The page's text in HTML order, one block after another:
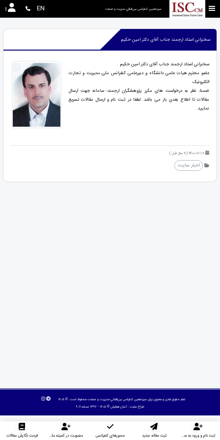
سیزدهمین كنفرانس بين‌المللي مديريت و صنعت EN
سخنرانی استاد ارجمند جناب آقای دکتر امین حکیم
سخنرانی استاد ارجمند جناب آقای دکتر امین حکیم
عضو محترم هیات علمی دانشگاه و دبیرعلمی کنفرانس ملی مدیریت و تجارت
الکترونیک
ضمنا، نظر به درخواست های مکرر پژوهشگران ارجمند؛ سامانه جهت ارسال
مقالات تا اطلاع بعدی باز می باشد. لطفا در ثبت نام و ارسال مقالات تسریع
نمایید.
1400/06/09 (3 سال قبل )
اخبار سایت
تمام حقوق مادی و معنوی برای سیزدهمین كنفرانس بين‌المللي مديريت و صنعت محفوظ است. © ۱۴۰۵
طراح سایت :آسان همایش © ۱۴۰۵ - 1392 نسخه 9.11
ثبت نام و ورود به سایت ثبت مقاله جدید محورهای کنفرانس عضویت در کمیته علمی داوران فرمت نگارش مقالات